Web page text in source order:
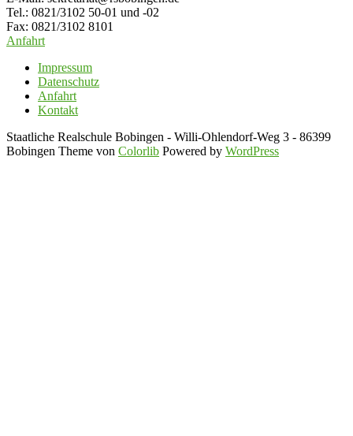
Tel.: 0821/3102 50-01 und -02
Fax: 0821/3102 8101
Anfahrt
Impressum
Datenschutz
Anfahrt
Kontakt
Staatliche Realschule Bobingen - Willi-Ohlendorf-Weg 3 - 86399
Bobingen Theme von Colorlib Powered by WordPress